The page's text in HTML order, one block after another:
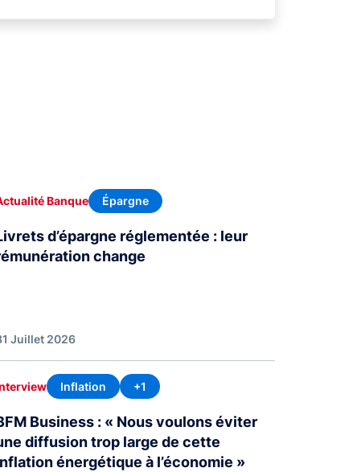
Banque Épargne
d’épargne réglementée : leur
change
Juillet 2026
Inflation +1
Business : « Nous voulons éviter
diffusion trop large de cette
énergétique à l’économie »